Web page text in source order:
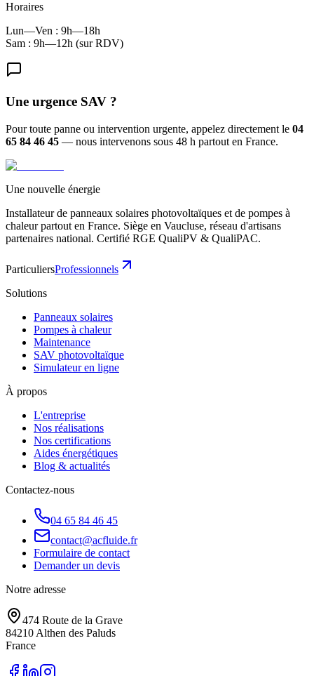
Horaires
Lun—Ven : 9h—18h
Sam : 9h—12h (sur RDV)
Une urgence SAV ?
Pour toute panne ou intervention urgente, appelez directement le 04
65 84 46 45 — nous intervenons sous 48 h partout en France.
Une nouvelle énergie
Installateur de panneaux solaires photovoltaïques et de pompes à
chaleur partout en France. Siège en Vaucluse, réseau d'artisans
partenaires national. Certifié RGE QualiPV & QualiPAC.
ParticuliersProfessionnels
Solutions
Panneaux solaires
Pompes à chaleur
Maintenance
SAV photovoltaïque
Simulateur en ligne
À propos
L'entreprise
Nos réalisations
Nos certifications
Aides énergétiques
Blog & actualités
Contactez-nous
04 65 84 46 45
contact@acfluide.fr
Formulaire de contact
Demander un devis
Notre adresse
474 Route de la Grave
84210 Althen des Paluds
France